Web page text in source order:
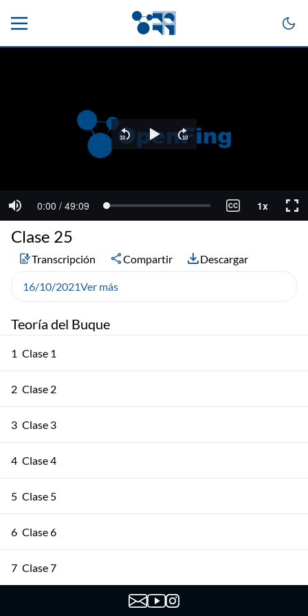
Teoría del Buque
1 Clase 1
2 Clase 2
3 Clase 3
4 Clase 4
5 Clase 5
6 Clase 6
7 Clase 7
Clase 25
Transcripción Compartir Descargar
16/10/2021Ver más